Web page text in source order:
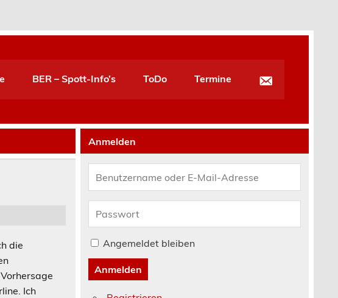
BER – Spott-Info’s ToDo Termine
die
Ich
Anmelden
Angemeldet bleiben
Anmelden